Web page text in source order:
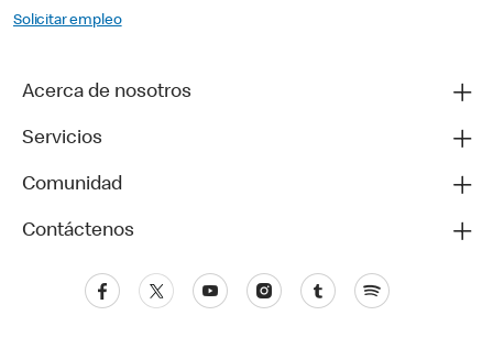
Solicitar empleo
Acerca de nosotros
Servicios
Comunidad
Contáctenos